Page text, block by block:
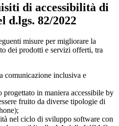
di accessibilità di
d.lgs. 82/2022
misure per migliorare la
dei prodotti e servizi offerti, tra
comunicazione inclusiva e
in maniera accessibile by
fruito da diverse tipologie di
nel ciclo di sviluppo software con